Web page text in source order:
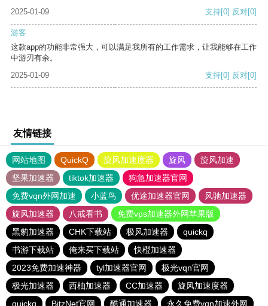
2025-01-09
支持[0] 反对[0]
游客
这款app的功能非常强大，可以满足我所有的工作需求，让我能够在工作
中游刃有余。
2025-01-09
支持[0] 反对[0]
友情链接
网站地图 QuickQ 旋风加速度器 旋风
旋风加速
坚果加速器
tiktok加速器
狗急加速器官网
免费vqn外网加速
小蓝鸟 优途加速器官网
风驰加速器
旋风加速器
八戒看书
免费vps加速器外网苹果版
黑豹加速器
CHK下载站 极风加速器
quickq
书游下载站
俺来买下载站
快橙加速器
2023免费加速神器
tyl加速器官网
极光vqn官网
极光加速器
西柚加速器 CC加速器
旋风加速度器
quickq
BitzNet官网 酷通加速器 永久免费vqn加速外网